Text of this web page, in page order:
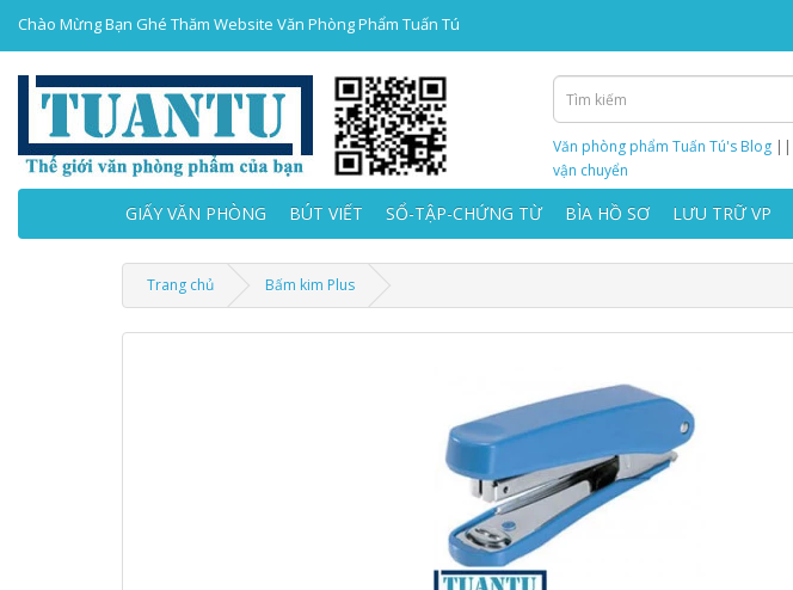
Chào Mừng Bạn Ghé Thăm Website Văn Phòng Phẩm Tuấn Tú
Văn phòng phẩm Tuấn Tú's Blog ||
vận chuyển
GIẤY VĂN PHÒNG BÚT VIẾT SỔ-TẬP-CHỨNG TỪ BÌA HỒ SƠ LƯU TRỮ VP
Trang chủ Bấm kim Plus